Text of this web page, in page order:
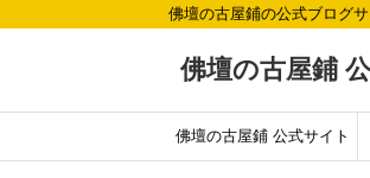
佛壇の古屋鋪の公式ブログ
佛壇の古屋鋪
佛壇の古屋鋪 公式サイト